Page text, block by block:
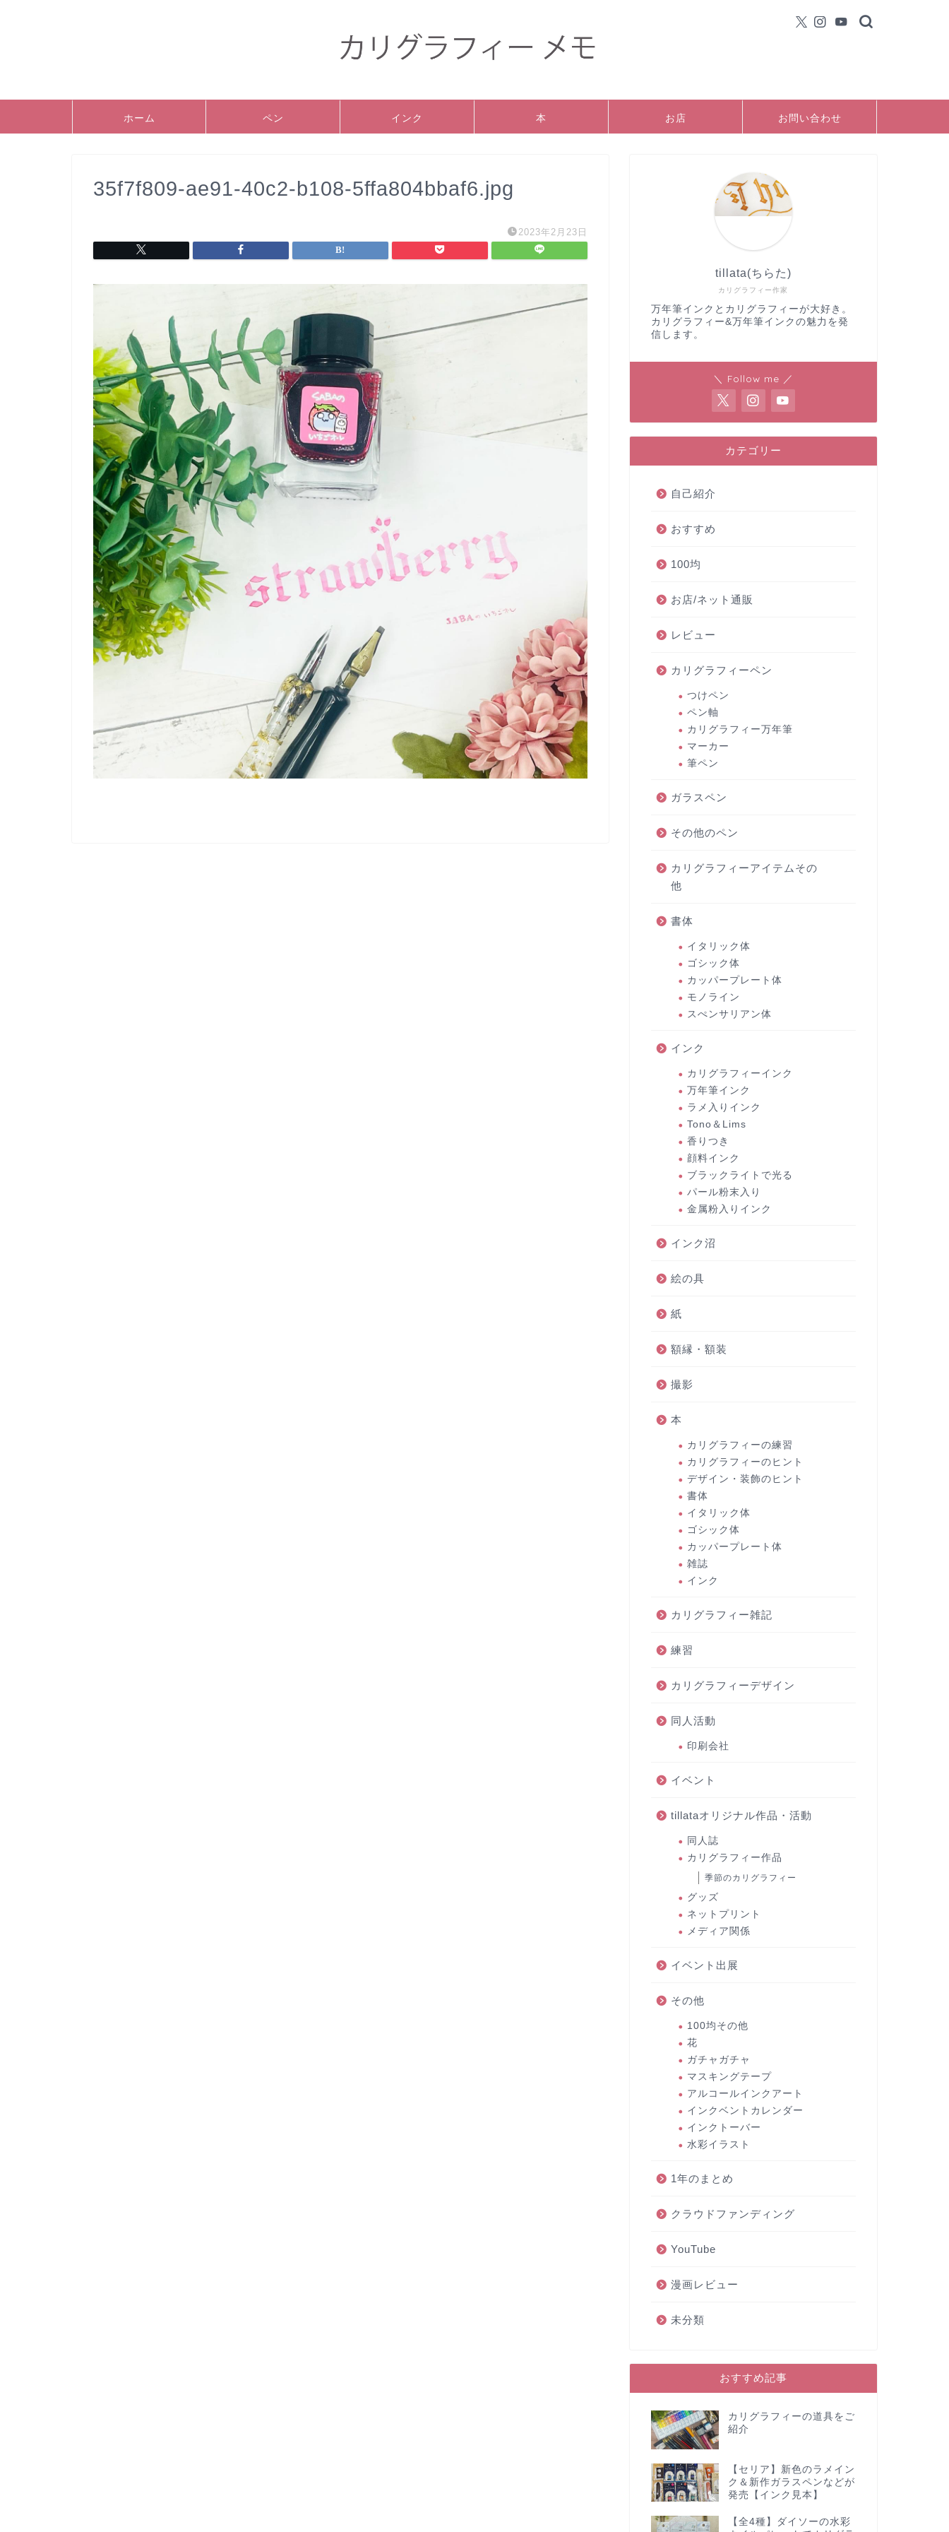
ホーム ペン インク 本 お店 お問い合わせ
35f7f809-ae91-40c2-b108-5ffa804bbaf6.jpg
2023年2月23日
カリグラフィー作家
tillata(ちらた)
万年筆インクとカリグラフィーが大好き。
カリグラフィー&万年筆インクの魅力を発
信します。
＼ Follow me ／
カテゴリー
自己紹介
おすすめ
100均
お店/ネット通販
レビュー
カリグラフィーペン
つけペン
ペン軸
カリグラフィー万年筆
マーカー
筆ペン
ガラスペン
その他のペン
カリグラフィーアイテムその
他
書体
イタリック体
ゴシック体
カッパープレート体
モノライン
スぺンサリアン体
インク
カリグラフィーインク
万年筆インク
ラメ入りインク
Tono＆Lims
香りつき
顔料インク
ブラックライトで光る
パール粉末入り
金属粉入りインク
インク沼
絵の具
紙
額縁・額装
撮影
本
カリグラフィーの練習
カリグラフィーのヒント
デザイン・装飾のヒント
書体
イタリック体
ゴシック体
カッパープレート体
雑誌
インク
カリグラフィー雑記
練習
カリグラフィーデザイン
同人活動
印刷会社
イベント
tillataオリジナル作品・活動
同人誌
カリグラフィー作品
季節のカリグラフィー
グッズ
ネットプリント
メディア関係
イベント出展
その他
100均その他
花
ガチャガチャ
マスキングテープ
アルコールインクアート
インクベントカレンダー
インクトーバー
水彩イラスト
1年のまとめ
クラウドファンディング
YouTube
漫画レビュー
未分類
おすすめ記事
カリグラフィーの道具をご
紹介
【セリア】新色のラメイン
ク＆新作ガラスペンなどが
発売【インク見本】
【全4種】ダイソーの水彩